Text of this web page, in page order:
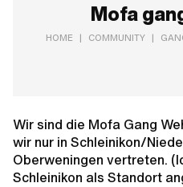
Mofa
HOME | COMMUNITY |
Wir sind die Mofa Gang
wir nur in Schleinikon/
Oberweningen vertreten.
Schleinikon als Standort